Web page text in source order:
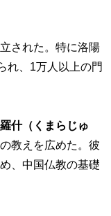
された。特に洛陽
れ、1万人以上の門
什（くまらじゅ
教えを広めた。彼
、中国仏教の基礎